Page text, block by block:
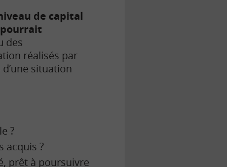
de capital
pourrait
des
réalisés par
situation
?
acquis ?
prêt à poursuivre